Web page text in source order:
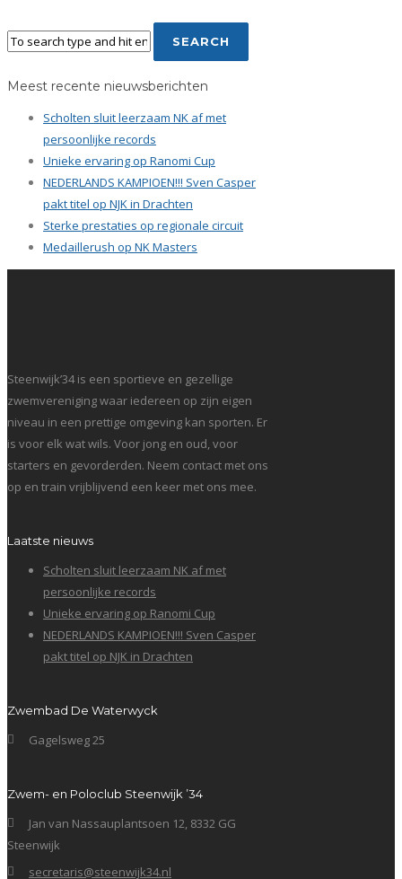
Meest recente nieuwsberichten
Scholten sluit leerzaam NK af met
persoonlijke records
Unieke ervaring op Ranomi Cup
NEDERLANDS KAMPIOEN!!! Sven Casper
pakt titel op NJK in Drachten
Sterke prestaties op regionale circuit
Medaillerush op NK Masters
Steenwijk’34 is een sportieve en gezellige
zwemvereniging waar iedereen op zijn eigen
niveau in een prettige omgeving kan sporten. Er
is voor elk wat wils. Voor jong en oud, voor
starters en gevorderden. Neem contact met ons
op en train vrijblijvend een keer met ons mee.
Laatste nieuws
Scholten sluit leerzaam NK af met
persoonlijke records
Unieke ervaring op Ranomi Cup
NEDERLANDS KAMPIOEN!!! Sven Casper
pakt titel op NJK in Drachten
Zwembad De Waterwyck
Gagelsweg 25
Zwem- en Poloclub Steenwijk ’34
Jan van Nassauplantsoen 12, 8332 GG
Steenwijk
secretaris@steenwijk34.nl